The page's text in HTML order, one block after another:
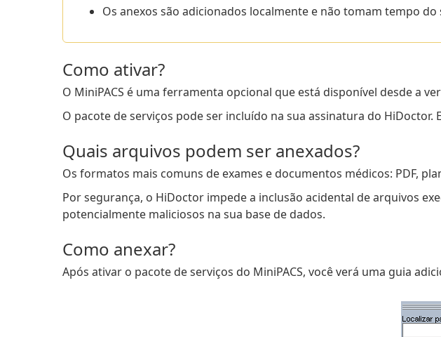
Os anexos são adicionados localmente e não tomam tempo
Como ativar?
O MiniPACS é uma ferramenta opcional que está disponível desde a
O pacote de serviços pode ser incluído na sua assinatura do
Quais arquivos podem ser anexados?
Os formatos mais comuns de exames e documentos médicos: PDF,
Por segurança, o HiDoctor impede a inclusão acidental de arquivos
potencialmente maliciosos na sua base de dados.
Como anexar?
Após ativar o pacote de serviços do MiniPACS, você verá uma guia